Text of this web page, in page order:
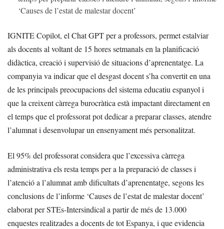
‘Causes de l’estat de malestar docent’
IGNITE Copilot, el Chat GPT per a professors, permet estalviar
als docents al voltant de 15 hores setmanals en la planificació
didàctica, creació i supervisió de situacions d’aprenentatge. La
companyia va indicar que el desgast docent s’ha convertit en una
de les principals preocupacions del sistema educatiu espanyol i
que la creixent càrrega burocràtica està impactant directament en
el temps que el professorat pot dedicar a preparar classes, atendre
l’alumnat i desenvolupar un ensenyament més personalitzat.
El 95% del professorat considera que l’excessiva càrrega
administrativa els resta temps per a la preparació de classes i
l’atenció a l’alumnat amb dificultats d’aprenentatge, segons les
conclusions de l’informe ‘Causes de l’estat de malestar docent’
elaborat per STEs-Intersindical a partir de més de 13.000
enquestes realitzades a docents de tot Espanya, i que evidencia